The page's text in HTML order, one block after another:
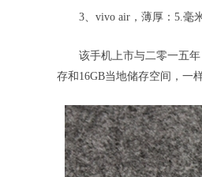
3、vivo air，薄厚：5.毫米
该手机上市与二零一五
存和16GB当地储存空间，一